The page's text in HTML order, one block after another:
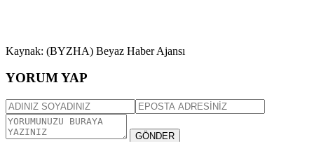
Kaynak: (BYZHA) Beyaz Haber Ajansı
YORUM YAP
GÖNDER